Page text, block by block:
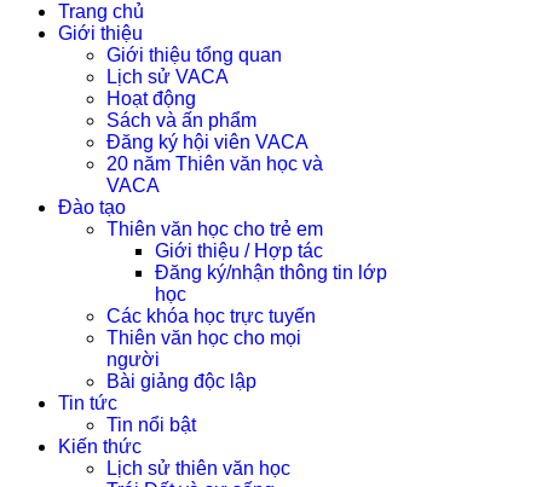
Trang chủ
Giới thiệu
Giới thiệu tổng quan
Lịch sử VACA
Hoạt động
Sách và ấn phẩm
Đăng ký hội viên VACA
20 năm Thiên văn học và
VACA
Đào tạo
Thiên văn học cho trẻ em
Giới thiệu / Hợp tác
Đăng ký/nhận thông tin lớp
học
Các khóa học trực tuyến
Thiên văn học cho mọi
người
Bài giảng độc lập
Tin tức
Tin nổi bật
Kiến thức
Lịch sử thiên văn học